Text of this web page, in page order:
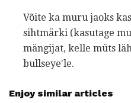
Võite ka muru jaoks
sihtmärki (kasutage
mängijat, kelle müts
bullseye'le.
Enjoy similar articles